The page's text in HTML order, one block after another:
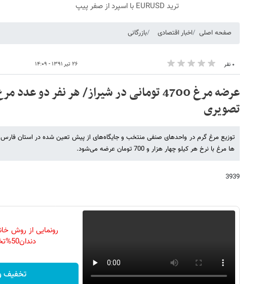
ترید EURUSD با اسپرد از صفر پیپ
صفحه اصلی اخبار اقتصادی بازرگانی
۰ نفر ۲۶ تیر ۱۳۹۱ - ۱۴:۰۹
عرضه مرغ 4700 تومانی در شیراز/ هر نفر دو
تصویری
توزیع مرغ گرم در واحد‌های صنفی منتخب و جایگاه‌های از پیش‌ تعین شده در استان فارس
ها مرغ با نرخ هر کیلو چهار هزار و 700 تومان عرضه می‌شود.
3939
رونمایی از روش
دندان50%تخفیف🔥
تخفیف